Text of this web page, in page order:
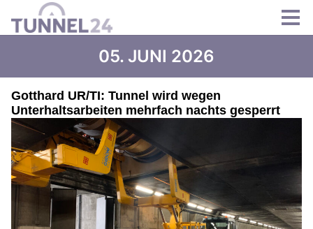
05. JUNI 2026
Gotthard UR/TI: Tunnel wird wegen
Unterhaltsarbeiten mehrfach nachts gesperrt